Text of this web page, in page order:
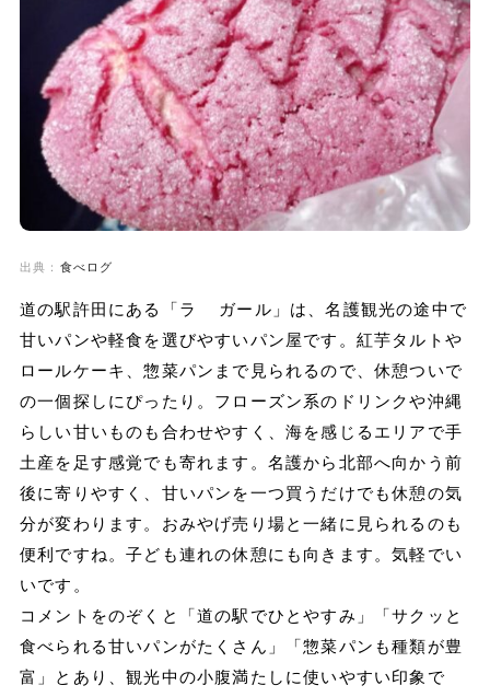
出典： 食べログ
道の駅許田にある「ラ ガール」は、名護観光の途中で
甘いパンや軽食を選びやすいパン屋です。紅芋タルトや
ロールケーキ、惣菜パンまで見られるので、休憩ついで
の一個探しにぴったり。フローズン系のドリンクや沖縄
らしい甘いものも合わせやすく、海を感じるエリアで手
土産を足す感覚でも寄れます。名護から北部へ向かう前
後に寄りやすく、甘いパンを一つ買うだけでも休憩の気
分が変わります。おみやげ売り場と一緒に見られるのも
便利ですね。子ども連れの休憩にも向きます。気軽でい
いです。
コメントをのぞくと「道の駅でひとやすみ」「サクッと
食べられる甘いパンがたくさん」「惣菜パンも種類が豊
富」とあり、観光中の小腹満たしに使いやすい印象で